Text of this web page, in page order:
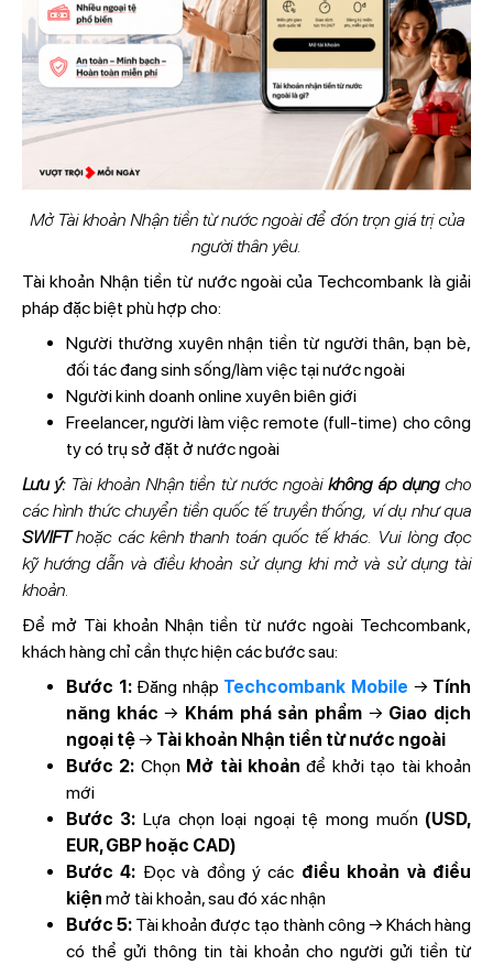
Mở Tài khoản Nhận tiền từ nước ngoài để đón trọn giá trị của
người thân yêu.
Tài khoản Nhận tiền từ nước ngoài của Techcombank là giải
pháp đặc biệt phù hợp cho:
Người thường xuyên nhận tiền từ người thân, bạn bè,
đối tác đang sinh sống/làm việc tại nước ngoài
Người kinh doanh online xuyên biên giới
Freelancer, người làm việc remote (full-time) cho công
ty có trụ sở đặt ở nước ngoài
Lưu ý:Tài khoản Nhận tiền từ nước ngoài không áp dụngcho
các hình thức chuyển tiền quốc tế truyền thống, ví dụ như qua
SWIFThoặc các kênh thanh toán quốc tế khác. Vui lòng đọc
kỹ hướng dẫn và điều khoản sử dụng khi mở và sử dụng tài
khoản.
Để mở Tài khoản Nhận tiền từ nước ngoài Techcombank,
khách hàng chỉ cần thực hiện các bước sau:
Bước 1: Đăng nhập Techcombank Mobile → Tính
năng khác → Khám phá sản phẩm → Giao dịch
ngoại tệ→ Tài khoản Nhận tiền từ nước ngoài
Bước 2: Chọn Mở tài khoản để khởi tạo tài khoản
mới
Bước 3:Lựa chọn loại ngoại tệ mong muốn(USD,
EUR, GBP hoặc CAD)
Bước 4: Đọc và đồng ý các điều khoản và điều
kiện mở tài khoản, sau đó xác nhận
Bước 5: Tài khoản được tạo thành công → Khách hàng
có thể gửi thông tin tài khoản cho người gửi tiền từ